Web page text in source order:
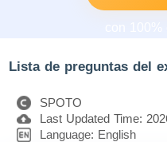
Lista de preguntas del
SPOTO
Last Updated Time:
Language: English